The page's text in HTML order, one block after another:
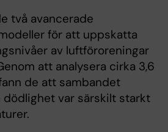
två avancerade
för att uppskatta
av luftföroreningar
att analysera cirka 3,6
de att sambandet
dödlighet var särskilt starkt